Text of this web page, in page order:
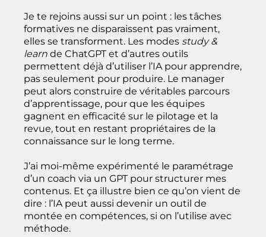
Je te rejoins aussi sur un point : les tâches
formatives ne disparaissent pas vraiment,
elles se transforment. Les modes study &
learn de ChatGPT et d’autres outils
permettent déjà d’utiliser l’IA pour apprendre,
pas seulement pour produire. Le manager
peut alors construire de véritables parcours
d’apprentissage, pour que les équipes
gagnent en efficacité sur le pilotage et la
revue, tout en restant propriétaires de la
connaissance sur le long terme.
J’ai moi-même expérimenté le paramétrage
d’un coach via un GPT pour structurer mes
contenus. Et ça illustre bien ce qu’on vient de
dire : l’IA peut aussi devenir un outil de
montée en compétences, si on l’utilise avec
méthode.